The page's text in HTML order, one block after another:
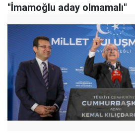
"İmamoğlu aday olmamalı"